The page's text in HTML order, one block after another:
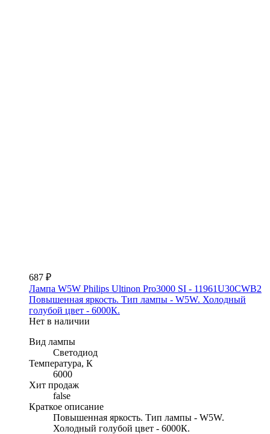
687 ₽
Лампа W5W Philips Ultinon Pro3000 SI - 11961U30CWB2
Повышенная яркость. Тип лампы - W5W. Холодный
голубой цвет - 6000К.
Нет в наличии
Вид лампы
Светодиод
Температура, К
6000
Хит продаж
false
Краткое описание
Повышенная яркость. Тип лампы - W5W.
Холодный голубой цвет - 6000К.